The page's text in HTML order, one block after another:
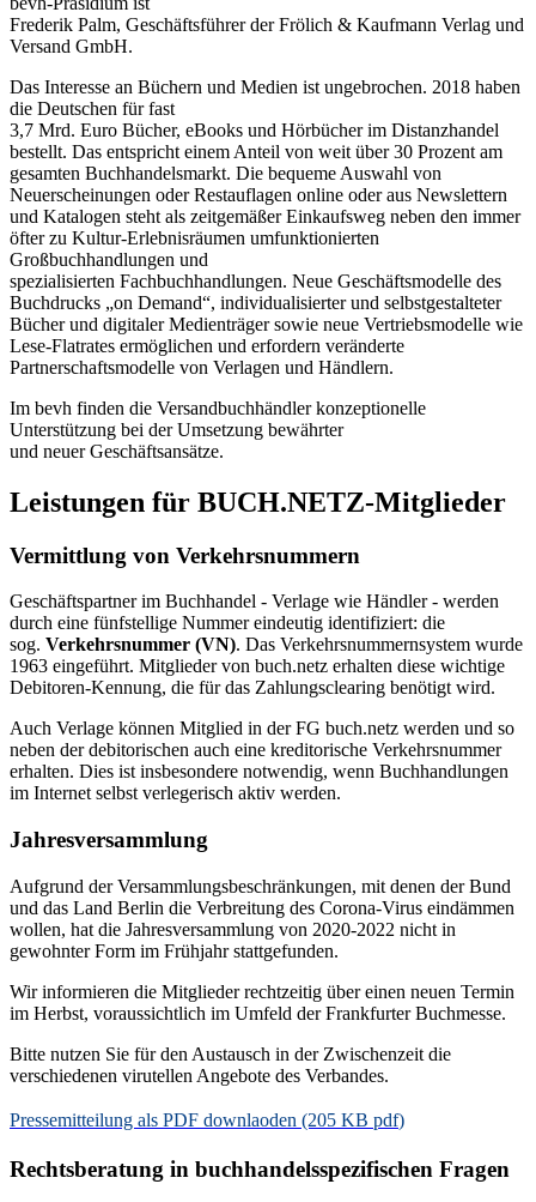
Frederik Palm, Geschäftsführer der Frölich & Kaufmann Verlag und
Versand GmbH.
Das Interesse an Büchern und Medien ist ungebrochen. 2018 haben
die Deutschen für fast
3,7 Mrd. Euro Bücher, eBooks und Hörbücher im Distanzhandel
bestellt. Das entspricht einem Anteil von weit über 30 Prozent am
gesamten Buchhandelsmarkt. Die bequeme Auswahl von
Neuerscheinungen oder Restauflagen online oder aus Newslettern
und Katalogen steht als zeitgemäßer Einkaufsweg neben den immer
öfter zu Kultur-Erlebnisräumen umfunktionierten
Großbuchhandlungen und
spezialisierten Fachbuchhandlungen. Neue Geschäftsmodelle des
Buchdrucks „on Demand“, individualisierter und selbstgestalteter
Bücher und digitaler Medienträger sowie neue Vertriebsmodelle wie
Lese-Flatrates ermöglichen und erfordern veränderte
Partnerschaftsmodelle von Verlagen und Händlern.
Im bevh finden die Versandbuchhändler konzeptionelle
Unterstützung bei der Umsetzung bewährter
und neuer Geschäftsansätze.
Leistungen für BUCH.NETZ-Mitglieder
Vermittlung von Verkehrsnummern
Geschäftspartner im Buchhandel - Verlage wie Händler - werden
durch eine fünfstellige Nummer eindeutig identifiziert: die
sog. Verkehrsnummer (VN). Das Verkehrsnummernsystem wurde
1963 eingeführt. Mitglieder von buch.netz erhalten diese wichtige
Debitoren-Kennung, die für das Zahlungsclearing benötigt wird.
Auch Verlage können Mitglied in der FG buch.netz werden und so
neben der debitorischen auch eine kreditorische Verkehrsnummer
erhalten. Dies ist insbesondere notwendig, wenn Buchhandlungen
im Internet selbst verlegerisch aktiv werden.
Jahresversammlung
Aufgrund der Versammlungsbeschränkungen, mit denen der Bund
und das Land Berlin die Verbreitung des Corona-Virus eindämmen
wollen, hat die Jahresversammlung von 2020-2022 nicht in
gewohnter Form im Frühjahr stattgefunden.
Wir informieren die Mitglieder rechtzeitig über einen neuen Termin
im Herbst, voraussichtlich im Umfeld der Frankfurter Buchmesse.
Bitte nutzen Sie für den Austausch in der Zwischenzeit die
verschiedenen virutellen Angebote des Verbandes.
Pressemitteilung als PDF downlaoden (205 KB pdf)
Rechtsberatung in buchhandelsspezifischen Fragen